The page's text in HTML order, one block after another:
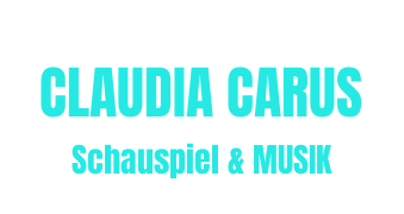
CLAUDIA CARUS
Schauspiel & MUSIK